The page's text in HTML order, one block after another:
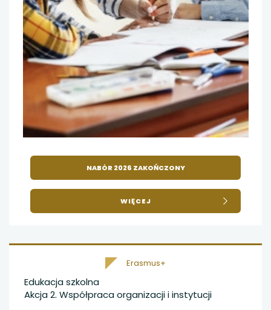
NABÓR 2026 ZAKOŃCZONY
WIĘCEJO
TWOJA
PARTNERSTWIE
EUROPĄ
Erasmus+
Edukacja szkolna
Akcja 2. Współpraca organizacji i instytucji